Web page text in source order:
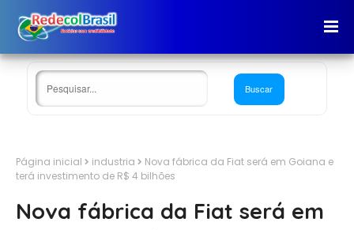
Página inicial industria
Nova fábrica da Fiat será em Goiana e
terá investimento de R$ 4 bilhões
Nova fábrica da Fiat será em